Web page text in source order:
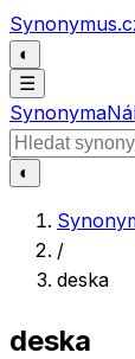
Přeskočit na
◐
☰
Synonyma
Hledat slovo
◐
/
deska
deska